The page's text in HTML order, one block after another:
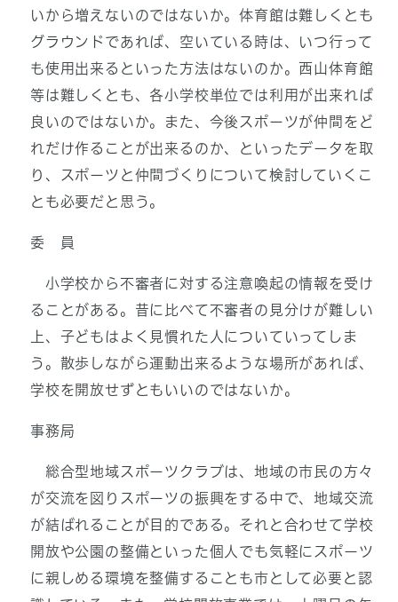
いから増えないのではないか。体育館は難しくとも
グラウンドであれば、空いている時は、いつ行って
も使用出来るといった方法はないのか。西山体育館
等は難しくとも、各小学校単位では利用が出来れば
良いのではないか。また、今後スポーツが仲間をど
れだけ作ることが出来るのか、といったデータを取
り、スポーツと仲間づくりについて検討していくこ
とも必要だと思う。
委 員
小学校から不審者に対する注意喚起の情報を受け
ることがある。昔に比べて不審者の見分けが難しい
上、子どもはよく見慣れた人についていってしま
う。散歩しながら運動出来るような場所があれば、
学校を開放せずともいいのではないか。
事務局
総合型地域スポーツクラブは、地域の市民の方々
が交流を図りスポーツの振興をする中で、地域交流
が結ばれることが目的である。それと合わせて学校
開放や公園の整備といった個人でも気軽にスポーツ
に親しめる環境を整備することも市として必要と認